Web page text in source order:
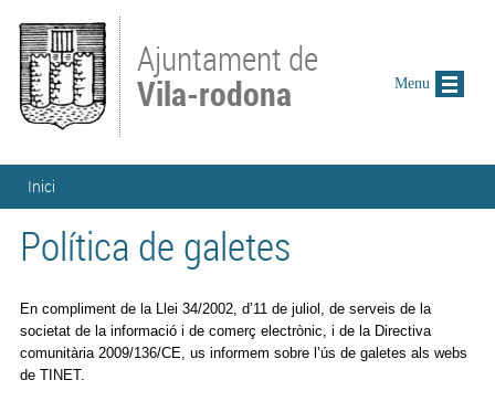
Ajuntament de
Vila-rodona
Esteu aquí
Inici
Política de galetes
En compliment de la Llei 34/2002, d’11 de juliol, de serveis de la
societat de la informació i de comerç electrònic, i de la Directiva
comunitària 2009/136/CE, us informem sobre l’ús de galetes als webs
de TINET.
Menu